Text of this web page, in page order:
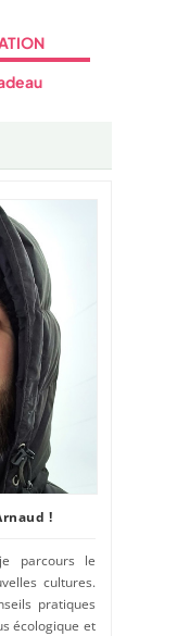
!
parcours le
cultures.
pratiques
écologique et